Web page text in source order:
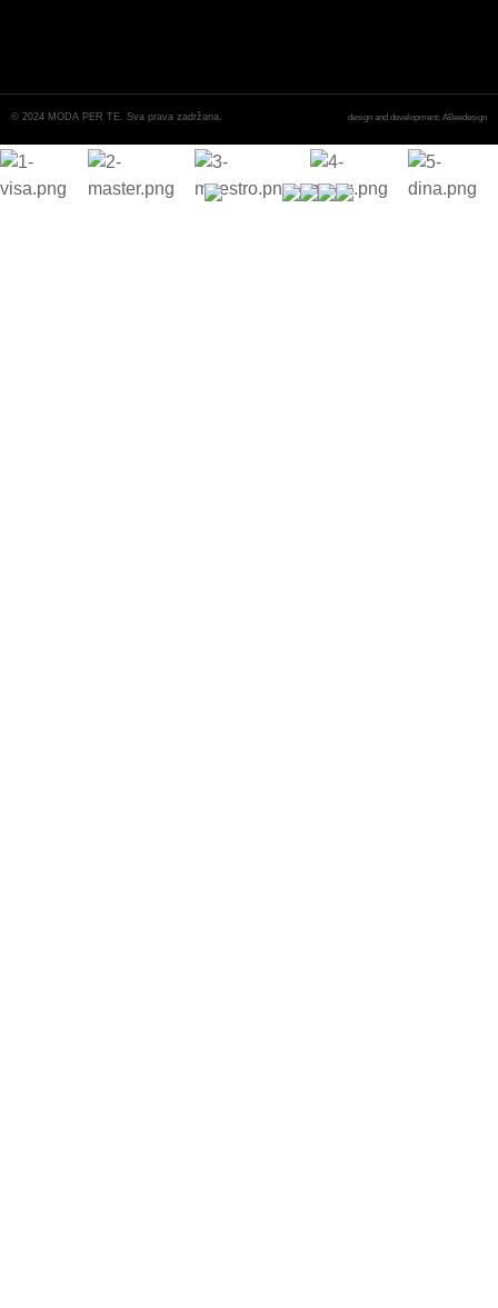
© 2024 MODA PER TE. Sva prava zadržana. design and development: ABeedesign